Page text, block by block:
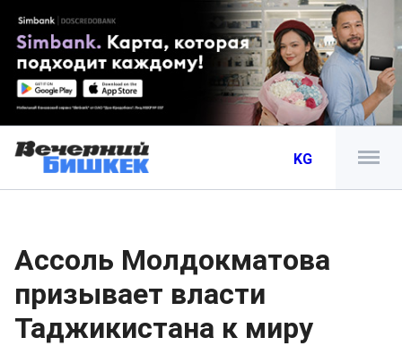
KG
Ассоль Молдокматова
призывает власти
Таджикистана к миру